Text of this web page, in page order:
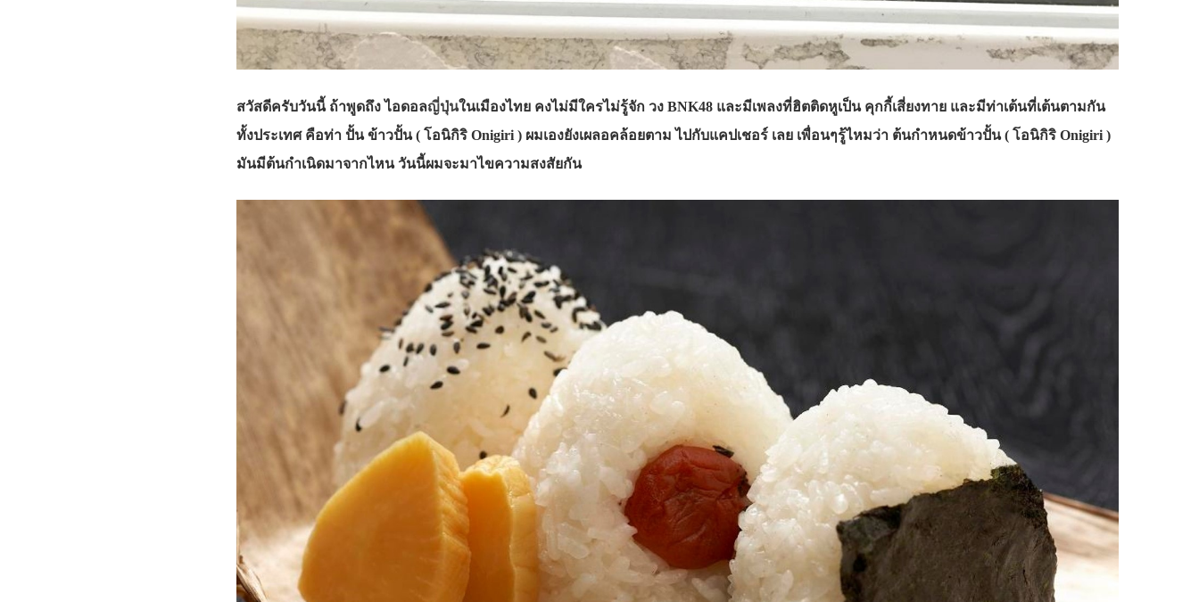
สวัสดีครับวันนี้ ถ้าพูดถึง ไอดอลญี่ปุ่นในเมืองไทย คงไม่มีใครไม่รู้จัก วง BNK48 และมีเพลงที่ฮิตติดหูเป็น คุกกี้เสี่ยงทาย และมีท่าเต้นที่เต้นตามกัน
ทั้งประเทศ คือท่า ปั้น ข้าวปั้น ( โอนิกิริ Onigiri ) ผมเองยังเผลอคล้อยตาม ไปกับแคปเชอร์ เลย เพื่อนๆรู้ไหมว่า ต้นกำหนดข้าวปั้น ( โอนิกิริ Onigiri )
มันมีต้นกำเนิดมาจากไหน วันนี้ผมจะมาไขความสงสัยกัน